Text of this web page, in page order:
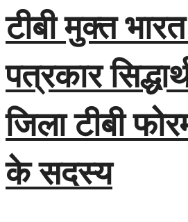
टीबी मुक्त
पत्रकार
जिला टीबी
के सदस्य